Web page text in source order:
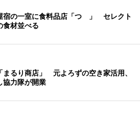
宿の一室に食料品店「つゝ」 セレクト
食材並べる
まるり商店」 元よろずの空き家活用、
協力隊が開業